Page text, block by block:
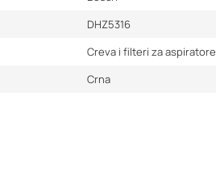
DHZ5316
Creva i filteri za aspiratore
Crna